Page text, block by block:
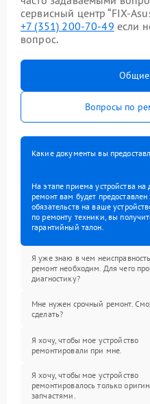
сервисный центр “FIX-
+7 (351) 200-70-49 если
вопрос.
Общие
Вопросы по
Какие документы вы
На этапе приема устройства
ремонт вам будет
обязательств на ваше
по ремонту техники, вы
гарантийный талон.
Я уже знаю в чем
ремонт необходим. Для чего
диагностику?
Мне нужен срочный ремонт.
сделать?
Я хочу, чтобы мое устройство
ремонтировали при мне.
Я хочу, чтобы мое устройство
ремонтировалось только
запчастями.